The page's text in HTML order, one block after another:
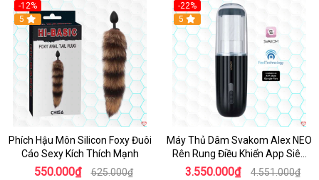
-12%
Hot
5
Phích Hậu Môn Silicon Foxy Đuôi
Cáo Sexy Kích Thích Mạnh
550.000₫ 625.000₫
-22%
5
Máy Thủ Dâm Svakom Alex NEO
Rên Rung Điều Khiển App Siêu
Phê
3.550.000₫ 4.551.000₫